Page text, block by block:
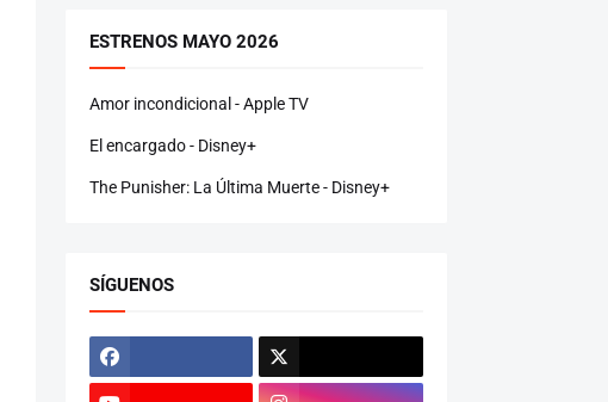
ESTRENOS MAYO 2026
Amor incondicional - Apple TV
El encargado - Disney+
The Punisher: La Última Muerte - Disney+
SÍGUENOS